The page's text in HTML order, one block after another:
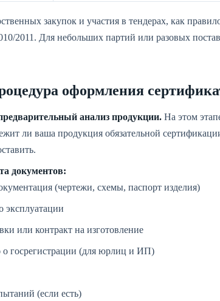
закупок и участия в тендерах, как
2011. Для небольших партий или разовых
оформления
анализ продукции. На этом
ли ваша продукция обязательной
документов:
(чертежи, схемы, паспорт изделия)
эксплуатации
или контракт на изготовление
о госрегистрации (для юрлиц и ИП)
(если есть)